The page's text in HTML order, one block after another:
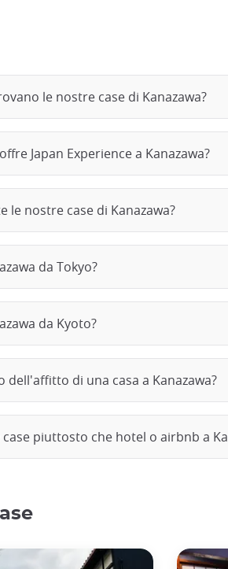
le nostre case di Kanazawa?
Japan Experience a Kanazawa?
le nostre case di Kanazawa?
da Tokyo?
da Kyoto?
dell'affitto di una casa a Kanazawa?
piuttosto che hotel o airbnb a